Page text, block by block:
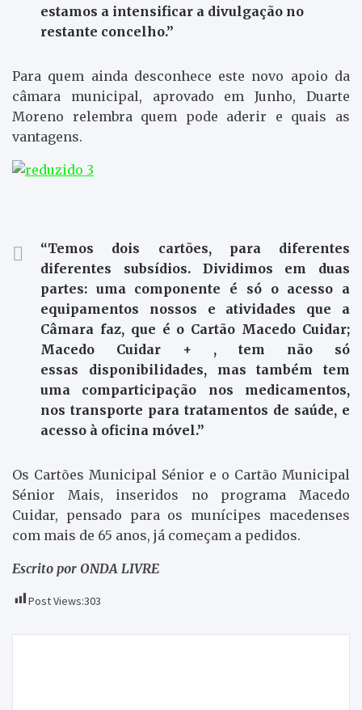
estamos a intensificar a divulgação no
restante concelho.”
Para quem ainda desconhece este novo apoio da
câmara municipal, aprovado em Junho, Duarte
Moreno relembra quem pode aderir e quais as
vantagens.
“Temos dois cartões, para diferentes
diferentes subsídios. Dividimos em duas
partes: uma componente é só o acesso a
equipamentos nossos e atividades que a
Câmara faz, que é o Cartão Macedo Cuidar;
Macedo Cuidar + , tem não só
essas disponibilidades, mas também tem
uma comparticipação nos medicamentos,
nos transporte para tratamentos de saúde, e
acesso à oficina móvel.”
Os Cartões Municipal Sénior e o Cartão Municipal
Sénior Mais, inseridos no programa Macedo
Cuidar, pensado para os munícipes macedenses
com mais de 65 anos, já começam a pedidos.
Escrito por ONDA LIVRE
Post Views:303